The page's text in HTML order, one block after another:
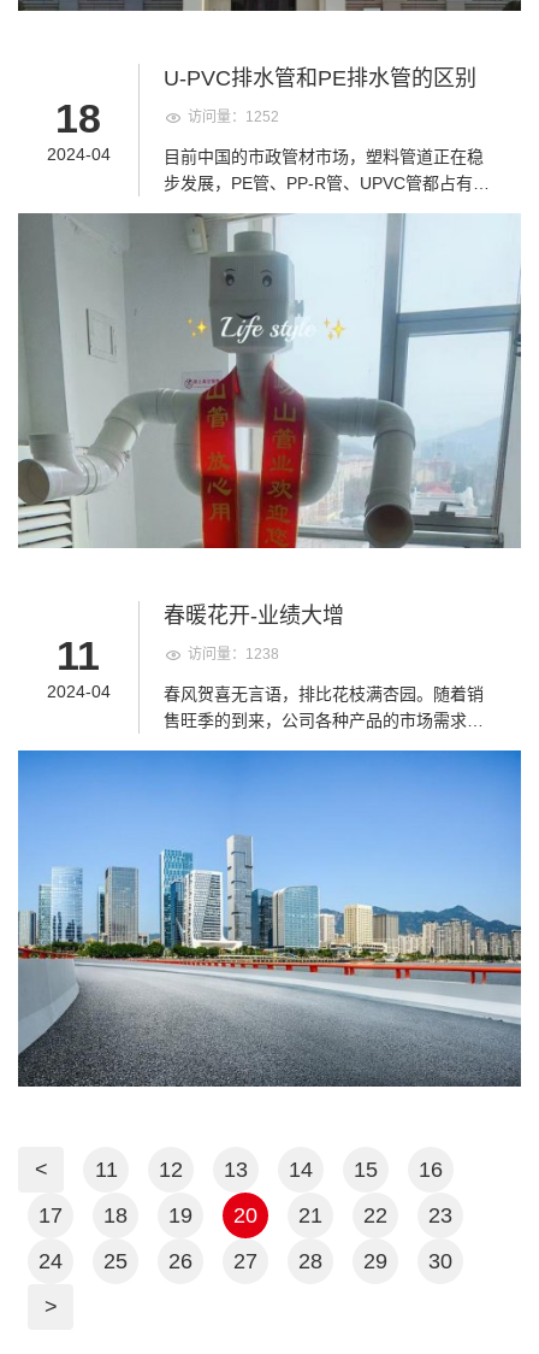
舒适、安心的产品体验。
18
2024-04
U-PVC排水管和PE排水管的区别
访问量：1252
目前中国的市政管材市场，塑料管道正在稳
步发展，PE管、PP-R管、UPVC管都占有一
席之地，其中PE管强劲的发展势头最为令人
瞩目。PE管的使用领域广泛，这其中排污管
和燃气管是其两个最大的应用市场。 PE管
PE化学中文名为，聚乙烯，PE材料由于其强
度高、耐高温、抗腐蚀、无毒、耐磨等特
点，被广泛应用于给排水制造领域。因为它
不会生锈，所以，是替代普通铁给水管的理
想管材。因此国家标准局在GB/T13663-
2018新标准中作了大量的修订，规定了给水
管的不同级别PE80和PE100对应不同的压力
强度，并且去掉旧标准中的拉伸强度性能，
而增加了断裂伸长率（大于350%），即强调
么在进行选择时到底用哪个好呢？今天小编
1、二者的标准不一样，PE给水管的标准
GB/T10002.1-2006。标准中对二者的壁厚及
性能指标要求不同。 2、PVC的强度比PE
好，PE的韧性（抗冲击性）比PVC好，PE可
捷。
11
2024-04
春暖花开-业绩大增
访问量：1238
春风贺喜无言语，排比花枝满杏园。随着销
售旺季的到来，公司各种产品的市场需求量
急剧上升，客户订单纷至沓来，业务部门销
在排队等候，外调送货车辆又等着卸货，物
流经理在人手紧张的情况下，积极带领物流
部人员发挥大家的能动性齐心协力加班加
点，有时晚上装车到很晚也毫无怨言，不仅
保障了货物及时装卸，还极大地确保发货数
据的准确性，又合理安排仓储空间货品整理
清洁，保证仓库的整洁卫生。 公司部分领导
也同样深入一线给予指导，使整个仓储部工
作有条不紊货物进出井然有序，发货速度及
工作效率大幅提升。 物流全体员工积极进取
速掌握物流部各项工作流程，对各种产品的
型号熟记于心，短时间内成为部门工作主力
队员，积极主动协助部门负责人做好各项工
作，充分展现崂山管业人良好的精神风貌。
< 11 12 13 14 15
16
17
18 19 20 21 22
23
24
25 26 27 28 29
30
>